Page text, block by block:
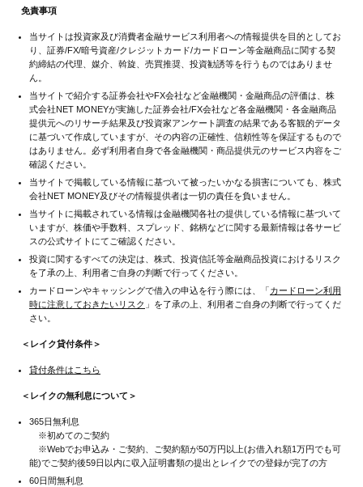
免責事項
当サイトは投資家及び消費者金融サービス利用者への情報提供を目的としてお
り、証券/FX/暗号資産/クレジットカード/カードローン等金融商品に関する契
約締結の代理、媒介、斡旋、売買推奨、投資勧誘等を行うものではありませ
ん。
当サイトで紹介する証券会社やFX会社など金融機関・金融商品の評価は、株
式会社NET MONEYが実施した証券会社/FX会社など各金融機関・各金融商品
提供元へのリサーチ結果及び投資家アンケート調査の結果である客観的データ
に基づいて作成していますが、その内容の正確性、信頼性等を保証するもので
はありません。必ず利用者自身で各金融機関・商品提供元のサービス内容をご
確認ください。
当サイトで掲載している情報に基づいて被ったいかなる損害についても、株式
会社NET MONEY及びその情報提供者は一切の責任を負いません。
当サイトに掲載されている情報は金融機関各社の提供している情報に基づいて
いますが、株価や手数料、スプレッド、銘柄などに関する最新情報は各サービ
スの公式サイトにてご確認ください。
投資に関するすべての決定は、株式、投資信託等金融商品投資におけるリスク
を了承の上、利用者ご自身の判断で行ってください。
カードローンやキャッシングで借入の申込を行う際には、「 カードローン利用
時に注意しておきたいリスク 」を了承の上、利用者ご自身の判断で行ってくだ
さい。
＜レイク貸付条件＞
貸付条件はこちら
＜レイクの無利息について＞
365日無利息
※初めてのご契約
※Webでお申込み・ご契約、ご契約額が50万円以上(お借入れ額1万円でも可
能)でご契約後59日以内に収入証明書類の提出とレイクでの登録が完了の方
60日間無利息